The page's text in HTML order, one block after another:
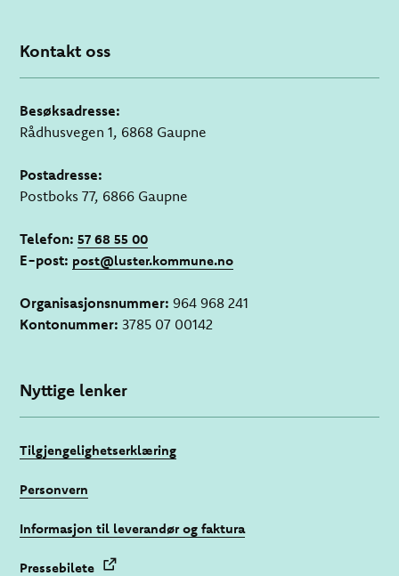
Kontakt oss
Besøksadresse:
Rådhusvegen 1, 6868 Gaupne
Postadresse:
Postboks 77, 6866 Gaupne
Telefon: 57 68 55 00
E-post: post@luster.kommune.no
Organisasjonsnummer: 964 968 241
Kontonummer: 3785 07 00142
Nyttige lenker
Tilgjengelighetserklæring
Personvern
Informasjon til leverandør og faktura
Pressebilete